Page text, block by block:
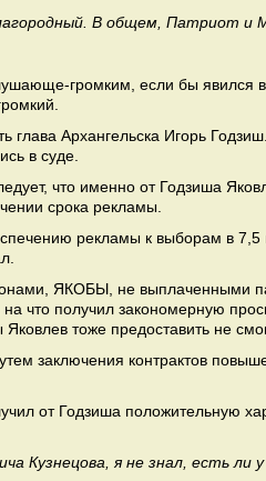
В общем, Патриот и
громким, если бы явился
Архангельска Игорь
в суде.
что именно от Годзиша
срока рекламы.
рекламы к выборам в
ЯКОБЫ, не выплаченными
что получил закономерную
тоже предоставить не
заключения контрактов
от Годзиша положительную
Кузнецова, я не знал, есть ли